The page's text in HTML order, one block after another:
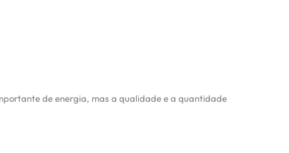
de energia, mas a qualidade e a quantidade